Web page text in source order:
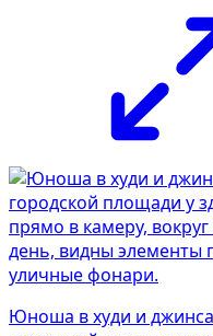
Юноша в худи и